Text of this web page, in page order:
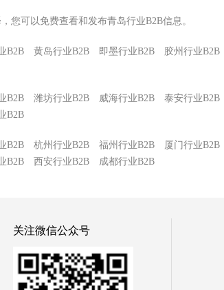
您可以免费查看和发布青岛行业B2B信息。
B2B 黄岛行业B2B 即墨行业B2B 胶州行业B2B
B2B 潍坊行业B2B 威海行业B2B 泰安行业B2B
B2B
B2B 杭州行业B2B 福州行业B2B 厦门行业B2B
B2B 西安行业B2B 成都行业B2B
关注微信公众号